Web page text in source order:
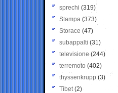
sprechi (319)
Stampa (373)
Storace (47)
subappalti (31)
televisione(244)
terremoto (402)
thyssenkrupp (3)
Tibet(2)